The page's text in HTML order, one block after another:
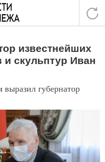
известнейших
скульптур Иван
выразил губернатор